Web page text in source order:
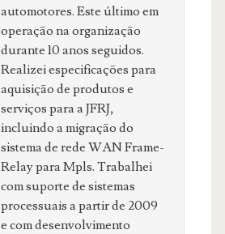
automotores. Este último em
operação na organização
durante 10 anos seguidos.
Realizei especificações para
aquisição de produtos e
serviços para a JFRJ,
incluindo a migração do
sistema de rede WAN Frame-
Relay para Mpls. Trabalhei
com suporte de sistemas
processuais a partir de 2009
e com desenvolvimento